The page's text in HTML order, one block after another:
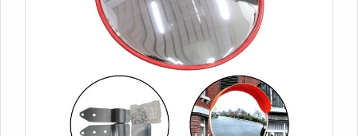
garantia quando aplicável.
Como acionar garantia: e-mail com fotos +
número do pedido
Prazo de resposta: avaliação em até 7 dias
úteis
Privacidade: dados usados apenas para entrega